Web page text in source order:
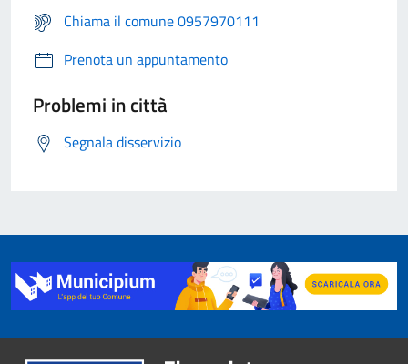
Chiama il comune 0957970111
Prenota un appuntamento
Problemi in città
Segnala disservizio